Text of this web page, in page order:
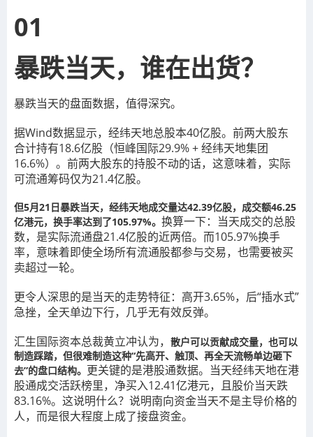
01
暴跌当天，谁在出货？
暴跌当天的盘面数据，值得深究。
据Wind数据显示，经纬天地总股本40亿股。前两大股东
合计持有18.6亿股（恒峰国际29.9% + 经纬天地集团
16.6%）。前两大股东的持股不动的话，这意味着，实际
可流通筹码仅为21.4亿股。
但5月21日暴跌当天，经纬天地成交量达42.39亿股，成交额46.25
亿港元，换手率达到了105.97%。 换算一下：当天成交的总股
数，是实际流通盘21.4亿股的近两倍。而105.97%换手
率，意味着即使全场所有流通股都参与交易，也需要被买
卖超过一轮。
更令人深思的是当天的走势特征：高开3.65%，后“插水式”
急挫，全天单边下行，几乎无有效反弹。
汇生国际资本总裁黄立冲认为， 散户可以贡献成交量，也可以
制造踩踏，但很难制造这种“先高开、触顶、再全天流畅单边砸下
去”的盘口结构。 更关键的是港股通数据。当天经纬天地在港
股通成交活跃榜里，净买入12.41亿港元，且股价当天跌
83.16%。这说明什么？说明南向资金当天不是主导价格的
人，而是很大程度上成了接盘资金。